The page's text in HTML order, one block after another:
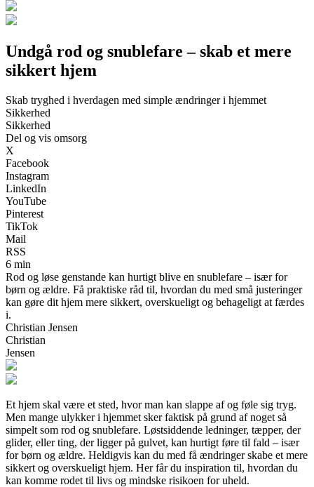
Undgå rod og snublefare – skab et mere
sikkert hjem
Skab tryghed i hverdagen med simple ændringer i hjemmet
Sikkerhed
Sikkerhed
Del og vis omsorg
X
Facebook
Instagram
LinkedIn
YouTube
Pinterest
TikTok
Mail
RSS
6 min
Rod og løse genstande kan hurtigt blive en snublefare – især for
børn og ældre. Få praktiske råd til, hvordan du med små justeringer
kan gøre dit hjem mere sikkert, overskueligt og behageligt at færdes
i.
Christian Jensen
Christian
Jensen
Et hjem skal være et sted, hvor man kan slappe af og føle sig tryg.
Men mange ulykker i hjemmet sker faktisk på grund af noget så
simpelt som rod og snublefare. Løstsiddende ledninger, tæpper, der
glider, eller ting, der ligger på gulvet, kan hurtigt føre til fald – især
for børn og ældre. Heldigvis kan du med få ændringer skabe et mere
sikkert og overskueligt hjem. Her får du inspiration til, hvordan du
kan komme rodet til livs og mindske risikoen for uheld.